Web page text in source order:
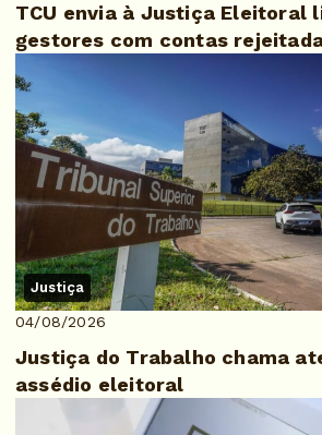
TCU envia à Justiça Eleitoral
gestores com contas
Justiça
04/08/2026
Justiça do Trabalho chama
assédio eleitoral